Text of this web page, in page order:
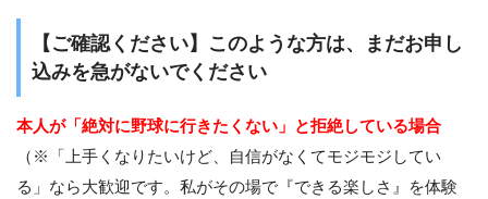
【ご確認ください】このような方は、まだお申し
込みを急がないでください
本人が「絶対に野球に行きたくない」と拒絶している場合
（※「上手くなりたいけど、自信がなくてモジモジしてい
る」なら大歓迎です。私がその場で『できる楽しさ』を体験